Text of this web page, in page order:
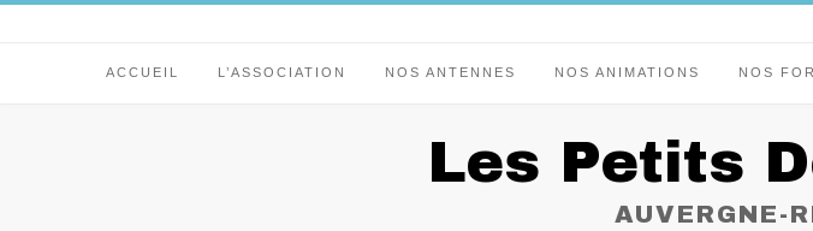
ACCUEIL L’ASSOCIATION NOS ANTENNES NOS ANIMATIONS NOS
Les Petits
AUVERGNE-